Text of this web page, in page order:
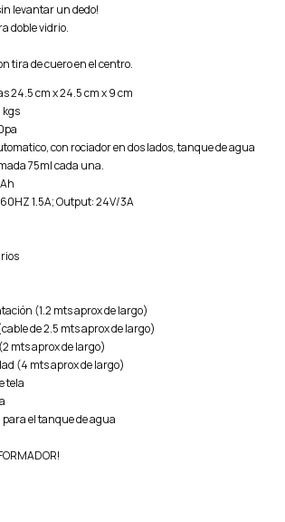
levantar un dedo!
doble vidrio.
tira de cuero en el centro.
24.5 cm x 24.5 cm x 9 cm
kgs
con rociador en dos lados, tanque de agua
75ml cada una.
1.5A; Output: 24V/3A
(1.2 mts aprox de largo)
de 2.5 mts aprox de largo)
mts aprox de largo)
(4 mts aprox de largo)
tela
para el tanque de agua